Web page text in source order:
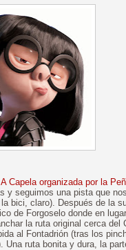
A Capela organizada por la
y seguimos una pista que
bici, claro). Después de la
de Forgoselo donde en
la ruta original cerca del
al Fontadrión (tras los
Una ruta bonita y dura, la